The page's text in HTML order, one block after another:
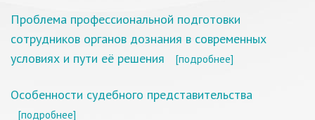
Проблема профессиональной подготовки
сотрудников органов дознания в современных
условиях и пути её решения
[подробнее]
Особенности судебного представительства
[подробнее]